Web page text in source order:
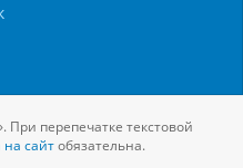
перепечатке текстовой
на сайтобязательна.